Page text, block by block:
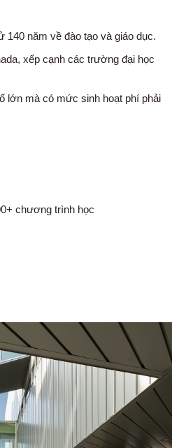
năm về đào tạo và giáo dục.
xếp cạnh các trường đại học
lớn mà có mức sinh hoạt phí phải
chương trình học